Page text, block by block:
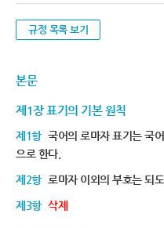
규정 목록 보기
본문
제1장 표기의 기본 원칙
제1항 국어의 로마자 표기는 국
으로 한다.
제2항 로마자 이외의 부호는 되
제3항 삭제